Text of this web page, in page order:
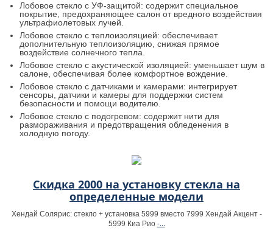
Лобовое стекло с УФ-защитой: содержит специальное
покрытие, предохраняющее салон от вредного воздействия
ультрафиолетовых лучей.
Лобовое стекло с теплоизоляцией: обеспечивает
дополнительную теплоизоляцию, снижая прямое
воздействие солнечного тепла.
Лобовое стекло с акустической изоляцией: уменьшает шум в
салоне, обеспечивая более комфортное вождение.
Лобовое стекло с датчиками и камерами: интегрирует
сенсоры, датчики и камеры для поддержки систем
безопасности и помощи водителю.
Лобовое стекло с подогревом: содержит нити для
размораживания и предотвращения обледенения в
холодную погоду.
Скидка 2000 на установку стекла на
определенные модели
Хендай Солярис: стекло + установка 5999 вместо 7999 Хендай Акцент -
5999 Киа Рио -...